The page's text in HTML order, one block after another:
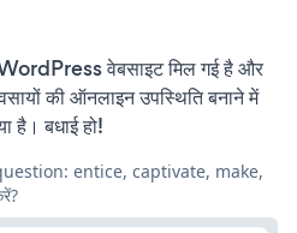
वेबसाइट मिल गई है और
की ऑनलाइन उपस्थिति बनाने में
है। बधाई हो!
entice, captivate, make,